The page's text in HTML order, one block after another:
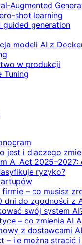
shot learning
guided generation
modeli AI z
w produkcji
Tuning
jest i dlaczego
AI Act
ryzyko?
– co musisz
dni do zgodności z
swój system
– co zmienia AI
z dostawcami
– ile można stracić i